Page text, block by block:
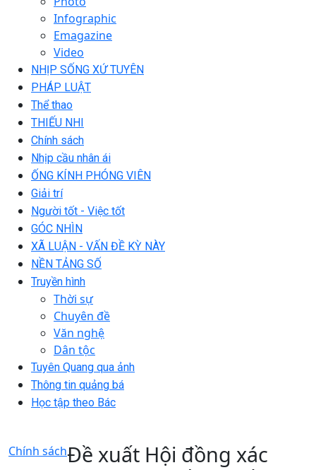
Infographic
Emagazine
Video
NHỊP SỐNG XỨ TUYÊN
PHÁP LUẬT
Thể thao
THIẾU NHI
Chính sách
Nhịp cầu nhân ái
ỐNG KÍNH PHÓNG VIÊN
Giải trí
Người tốt - Việc tốt
GÓC NHÌN
XÃ LUẬN - VẤN ĐỀ KỲ NÀY
NỀN TẢNG SỐ
Truyền hình
Thời sự
Chuyên đề
Văn nghệ
Dân tộc
Tuyên Quang qua ảnh
Thông tin quảng bá
Học tập theo Bác
Chính sáchĐề xuất Hội đồng xác